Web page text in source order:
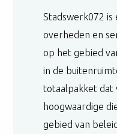
Stadswerk072
overheden en
op het gebied
in de
totaalpakket dat
hoogwaardige
gebied van